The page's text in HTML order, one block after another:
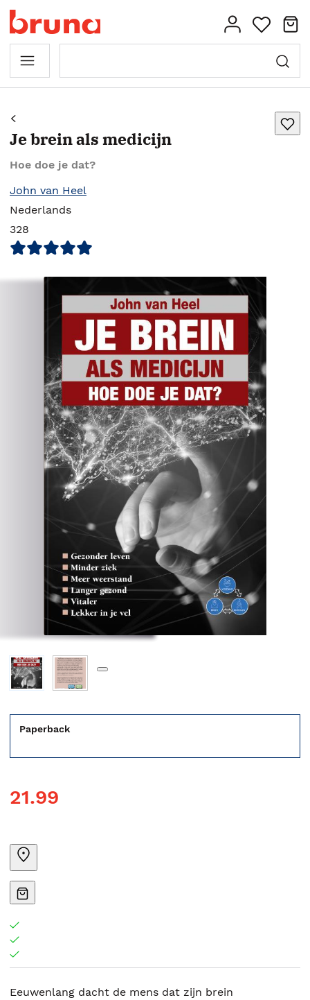
Je brein als medicijn
Hoe doe je dat?
John van Heel
Nederlands
328
Paperback
21.99
Eeuwenlang dacht de mens dat zijn brein